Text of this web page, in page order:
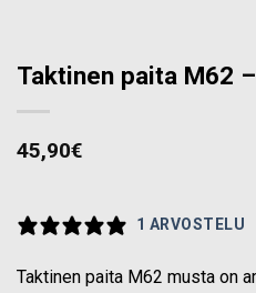
Taktinen paita M62
45,90€
1 ARVOSTELU
Taktinen paita M62 musta on